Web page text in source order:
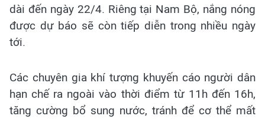
dài đến ngày 22/4. Riêng tại Nam Bộ, nắng nóng
được dự báo sẽ còn tiếp diễn trong nhiều ngày
tới.
Các chuyên gia khí tượng khuyến cáo người dân
hạn chế ra ngoài vào thời điểm từ 11h đến 16h,
tăng cường bổ sung nước, tránh để cơ thể mất